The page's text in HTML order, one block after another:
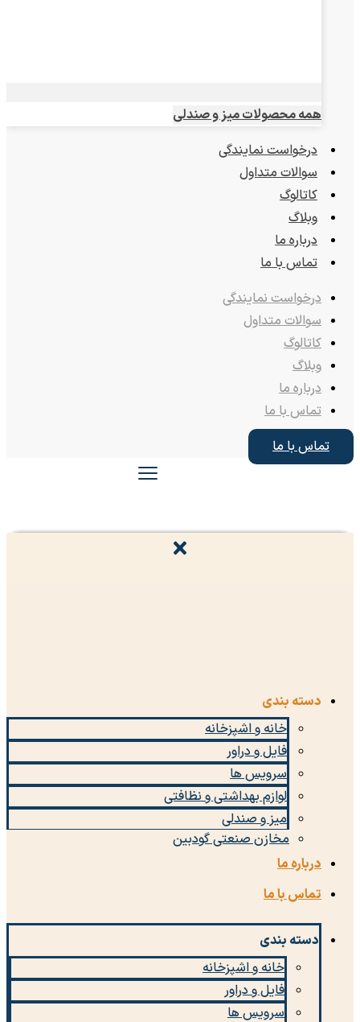
همه محصولات میز و صندلی
درخواست نمایندگی
سوالات متداول
کاتالوگ
وبلاگ
درباره ما
تماس با ما
درخواست نمایندگی
سوالات متداول
کاتالوگ
وبلاگ
درباره ما
تماس با ما
تماس با ما
دسته بندی
خانه و اشپزخانه
فایل و دراور
سرویس ها
لوازم بهداشتی و نظافتی
میز و صندلی
مخازن صنعتی گودبین
درباره ما
تماس با ما
دسته بندی
خانه و اشپزخانه
فایل و دراور
سرویس ها